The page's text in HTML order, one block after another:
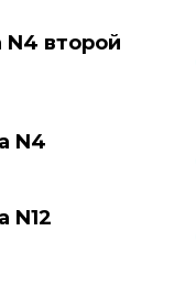
второй
N4
N12